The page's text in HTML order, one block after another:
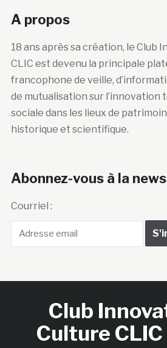
A propos
18 ans après sa création, le Club
CLIC est devenu la principale
francophone de veille,
de mutualisation sur l’innovation
sociale dans les lieux de
historique et scientifique.
Abonnez-vous à la
Courriel :
Club
Culture